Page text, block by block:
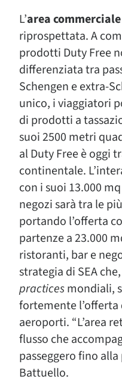
L’area commerciale
riprospettata. A
prodotti Duty Free
differenziata tra
Schengen e extra-
unico, i viaggiatori
di prodotti a
suoi 2500 metri
al Duty Free è oggi
continentale.
con i suoi 13.000
negozi sarà tra le
portando l’offerta
partenze a 23.000
ristoranti, bar e
strategia di SEA
practicesmondiali,
fortemente l’offerta
aeroporti. “L’area
flusso che
passeggero fino
Battuello.